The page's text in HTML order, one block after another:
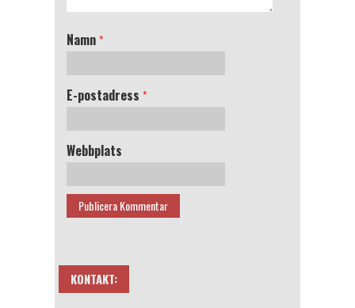
Namn *
E-postadress *
Webbplats
KONTAKT: